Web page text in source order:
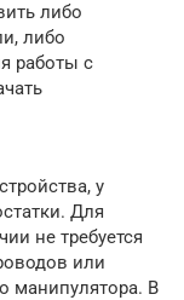
либо
либо
работы с
у
Для
не требуется
или
манипулятора. В